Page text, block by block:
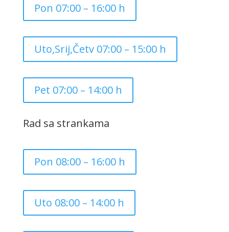
Pon 07:00 – 16:00 h
Uto,Srij,Četv 07:00 – 15:00 h
Pet 07:00 – 14:00 h
Rad sa strankama
Pon 08:00 – 16:00 h
Uto 08:00 – 14:00 h